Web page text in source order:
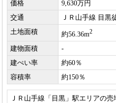
価格
9,630万円
交通
ＪＲ山手線 目黒
土地面積
約56.36m2
建物面積
-
建ぺい率
約60％
容積率
約150％
ＪＲ山手線「目黒」駅エリアの